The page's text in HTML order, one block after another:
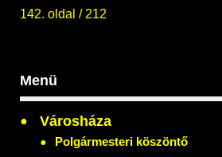
142. oldal / 212
Menü
Városháza
Polgármesteri köszöntő